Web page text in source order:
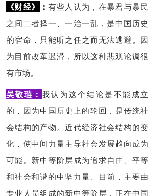
《财经》
： 有些人认为，在暴君与暴民
之间二者择一、一治一乱，是中国历史
的宿命，只能听之任之而无法逃避。因
为目前改革迟滞，所以这种悲观论调很
有市场。
吴敬琏： 我认为这个结论是不能成立
的，因为中国历史上的轮回，是传统社
会结构的产物。近代经济社会结构的变
化，使中间力量主导社会发展趋向成为
可能。新中等阶层成为追求自由、平等
和社会和谐的中坚力量。目前，主要由
专业人员组成的新中等阶层，正在中国